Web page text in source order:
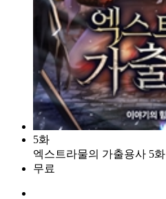
5화
엑스트라물의 가출용사 5화
무료